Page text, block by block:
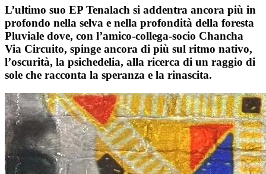
L’ultimo suo EP Tenalach si addentra ancora più in
profondo nella selva e nella profondità della foresta
Pluviale dove, con l’amico-collega-socio Chancha
Via Circuito, spinge ancora di più sul ritmo nativo,
l’oscurità, la psichedelia, alla ricerca di un raggio di
sole che racconta la speranza e la rinascita.